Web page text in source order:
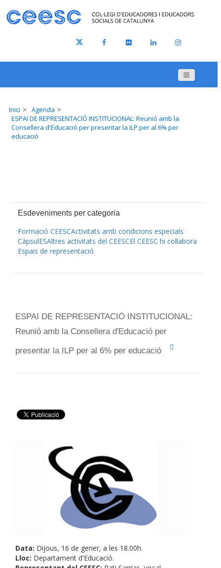
Inici
Agenda
ESPAI DE REPRESENTACIÓ INSTITUCIONAL: Reunió amb la
Consellera d'Educació per presentar la ILP per al 6% per
educació
Esdeveniments per categoria
Formació CEESCActivitats amb condicions especials
CàpsulESAltres activitats del CEESCEl CEESC hi col·labora
Espais de representació
ESPAI DE REPRESENTACIÓ INSTITUCIONAL:
Reunió amb la Consellera d'Educació per
presentar la ILP per al 6% per educació
Data: Dijous, 16 de gener, a les 18.00h.
Lloc: Departament d'Educació.